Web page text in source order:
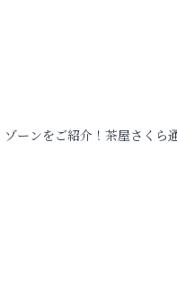
ーンをご紹介！茶屋さくら